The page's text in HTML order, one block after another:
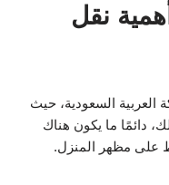
نقل
العربية السعودية، حيث
دائمًا ما يكون هناك
على مظهر المنزل.